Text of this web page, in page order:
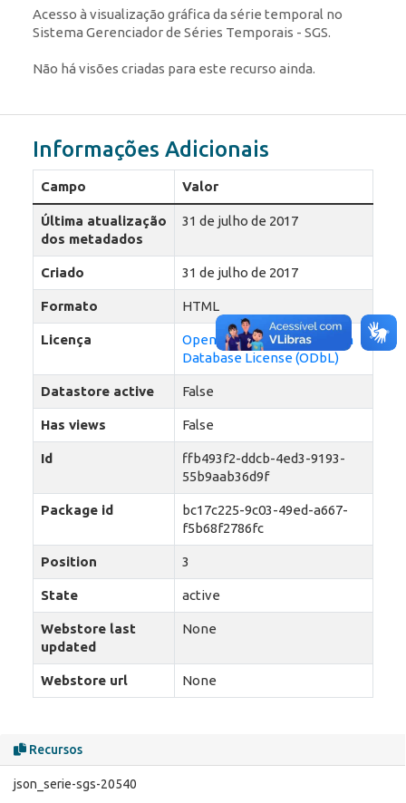
Acesso à visualização gráfica da série temporal no
Sistema Gerenciador de Séries Temporais - SGS.
Não há visões criadas para este recurso ainda.
Recursos
json_serie-sgs-20540
Informações Adicionais
Campo Valor
Última atualização
dos metadados
31 de julho de 2017
Criado 31 de julho de 2017
Formato HTML
Licença
Open Data Commons Open
Database License (ODbL)
Datastore active False
Has views False
Id
ffb493f2-ddcb-4ed3-9193-
55b9aab36d9f
Package id
bc17c225-9c03-49ed-a667-
f5b68f2786fc
Position 3
State active
Webstore last
updated
None
Webstore url None